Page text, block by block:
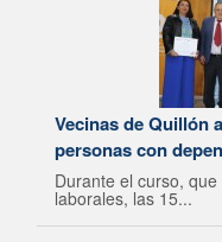
Vecinas de Quillón
personas con
Durante el curso,
laborales, las 15...